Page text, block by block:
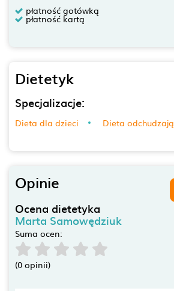
płatność gotówką
płatność kartą
Dietetyk
Specjalizacje:
Dieta dla dzieci Dieta
Opinie
Ocena dietetyka
Marta Samowędziuk
Suma ocen:
(0 opinii)